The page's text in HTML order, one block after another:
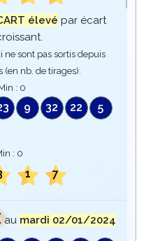
élevé par écart
ne sont pas sortis depuis
(en nb. de tirages).
: 0
9 32 22
5
: 0
1 7
au mardi 02/01/2024